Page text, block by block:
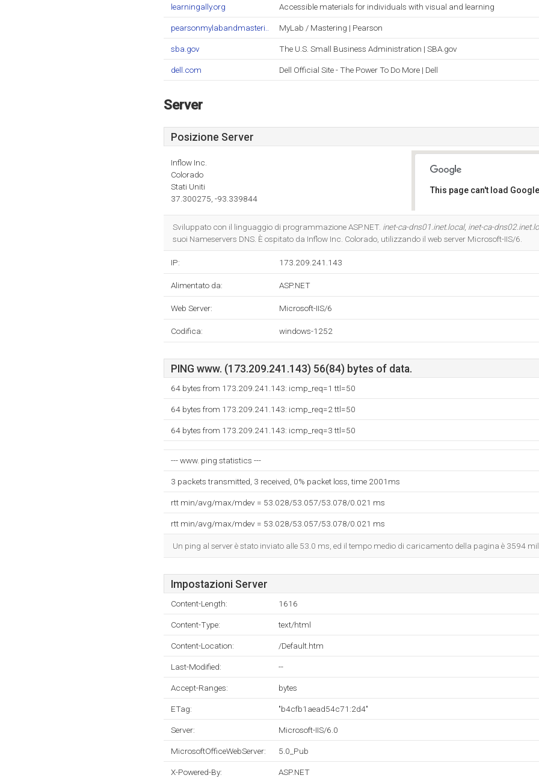
learningally.org Accessible materials for individuals with visual and learning
pearsonmylabandmasteri.. MyLab / Mastering | Pearson
sba.gov The U.S. Small Business Administration | SBA.gov
dell.com Dell Official Site - The Power To Do More | Dell
Server
Posizione Server
Inflow Inc.
Colorado
Stati Uniti
37.300275, -93.339844
This page can't load
Sviluppato con il linguaggio di programmazione ASP.NET. inet-ca-dns01.inet.local, inet-ca-
suoi Nameservers DNS. È ospitato da Inflow Inc. Colorado, utilizzando il web server Microsoft-IIS/6.
IP: 173.209.241.143
Alimentato da: ASP.NET
Web Server: Microsoft-IIS/6
Codifica: windows-1252
PING www. (173.209.241.143) 56(84) bytes of data.
64 bytes from 173.209.241.143: icmp_req=1 ttl=50
64 bytes from 173.209.241.143: icmp_req=2 ttl=50
64 bytes from 173.209.241.143: icmp_req=3 ttl=50
--- www. ping statistics ---
3 packets transmitted, 3 received, 0% packet loss, time 2001ms
rtt min/avg/max/mdev = 53.028/53.057/53.078/0.021 ms
rtt min/avg/max/mdev = 53.028/53.057/53.078/0.021 ms
Un ping al server è stato inviato alle 53.0 ms, ed il tempo medio di caricamento della pagina è 3594
Impostazioni Server
Content-Length: 1616
Content-Type: text/html
Content-Location: /Default.htm
Last-Modified: --
Accept-Ranges: bytes
ETag: "b4cfb1aead54c71:2d4"
Server: Microsoft-IIS/6.0
MicrosoftOfficeWebServer: 5.0_Pub
X-Powered-By: ASP.NET